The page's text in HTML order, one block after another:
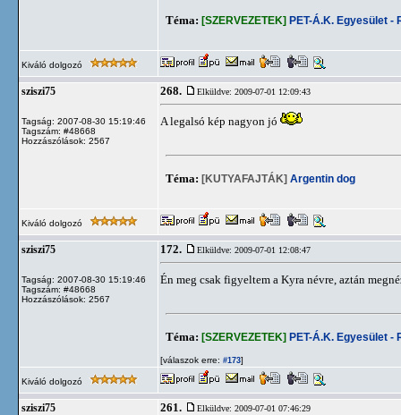
Téma: [SZERVEZETEK] PET-Á.K. Egyesület -
Kiváló dolgozó
sziszi75
Tagság: 2007-08-30 15:19:46
Tagszám: #48668
Hozzászólások: 2567
268. Elküldve: 2009-07-01 12:09:43
A legalsó kép nagyon jó
Téma: [KUTYAFAJTÁK] Argentin dog
Kiváló dolgozó
sziszi75
Tagság: 2007-08-30 15:19:46
Tagszám: #48668
Hozzászólások: 2567
172. Elküldve: 2009-07-01 12:08:47
Én meg csak figyeltem a Kyra névre, aztán
Téma: [SZERVEZETEK] PET-Á.K. Egyesület -
[válaszok erre: #173]
Kiváló dolgozó
sziszi75 261. Elküldve: 2009-07-01 07:46:29